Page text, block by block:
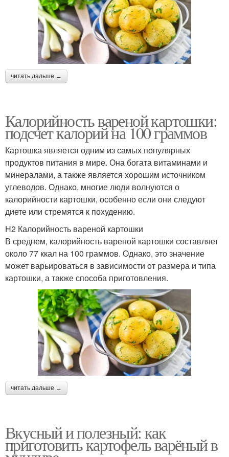
читать дальше →
Калорийность вареной картошки:
подсчет калорий на 100 граммов
Картошка является одним из самых популярных
продуктов питания в мире. Она богата витаминами и
минералами, а также является хорошим источником
углеводов. Однако, многие люди волнуются о
калорийности картошки, особенно если они следуют
диете или стремятся к похудению.
H2 Калорийность вареной картошки
В среднем, калорийность вареной картошки составляет
около 77 ккал на 100 граммов. Однако, это значение
может варьироваться в зависимости от размера и типа
картошки, а также способа приготовления.
читать дальше →
Вкусный и полезный: как
приготовить картофель варёный в